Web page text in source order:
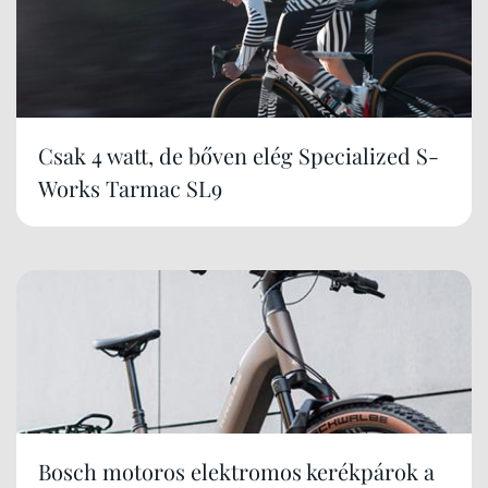
Csak 4 watt, de bőven elég Specialized S-
Works Tarmac SL9
Bosch motoros elektromos kerékpárok a